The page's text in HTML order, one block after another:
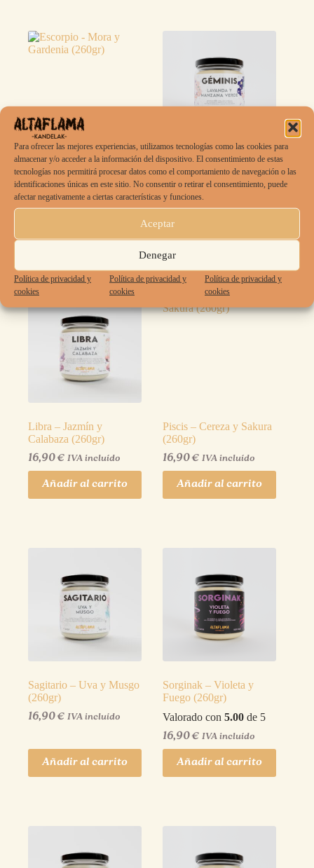
Para ofrecer las mejores experiencias, utilizamos tecnologías como las cookies para
almacenar y/o acceder a la información del dispositivo. El consentimiento de estas
tecnologías nos permitirá procesar datos como el comportamiento de navegación o las
identificaciones únicas en este sitio. No consentir o retirar el consentimiento, puede
afectar negativamente a ciertas características y funciones.
Aceptar
Denegar
Política de privacidad y
cookies
Política de privacidad y
cookies
Política de privacidad y
cookies
Escorpio – Mora y
Gardenia (260gr)
16,90€ IVA incluído
Géminis – Lavanda y
Manzana verde (260gr)
16,90€ IVA incluído
Libra – Jazmín y
Calabaza (260gr)
16,90€ IVA incluído
Añadir al carrito
Piscis – Cereza y Sakura
(260gr)
16,90€ IVA incluído
Añadir al carrito
Sagitario – Uva y Musgo
(260gr)
16,90€ IVA incluído
Añadir al carrito
Sorginak – Violeta y
Fuego (260gr)
Valorado con5.00 de 5
16,90€ IVA incluído
Añadir al carrito